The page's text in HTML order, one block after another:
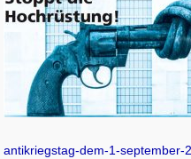
antikriegstag-dem-1-september-